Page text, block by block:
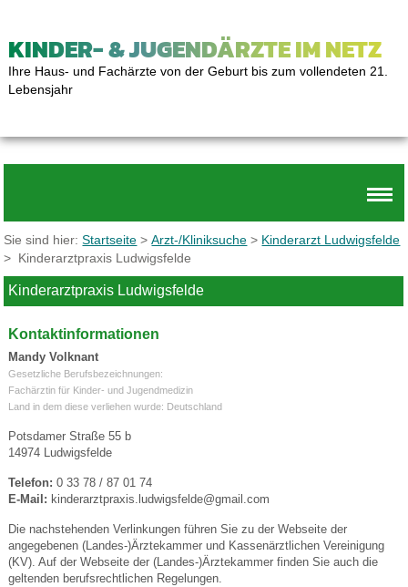
KINDER- & JUGENDÄRZTE IM NETZ
Ihre Haus- und Fachärzte von der Geburt bis zum vollendeten 21.
Lebensjahr
Sie sind hier:Startseite >Arzt-/Kliniksuche > Kinderarzt Ludwigsfelde
> Kinderarztpraxis Ludwigsfelde
Kinderarztpraxis Ludwigsfelde
Kontaktinformationen
Mandy Volknant
Gesetzliche Berufsbezeichnungen:
Fachärztin für Kinder- und Jugendmedizin
Land in dem diese verliehen wurde: Deutschland
Potsdamer Straße 55 b
14974 Ludwigsfelde
Telefon: 0 33 78 / 87 01 74
E-Mail: kinderarztpraxis.ludwigsfelde@gmail.com
Die nachstehenden Verlinkungen führen Sie zu der Webseite der
angegebenen (Landes-)Ärztekammer und Kassenärztlichen Vereinigung
(KV). Auf der Webseite der (Landes-)Ärztekammer finden Sie auch die
geltenden berufsrechtlichen Regelungen.